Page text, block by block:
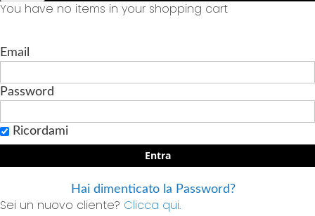
You have no items in your shopping cart
Email
Password
Ricordami
Entra
Hai dimenticato la Password?
Sei un nuovo cliente? Clicca qui.